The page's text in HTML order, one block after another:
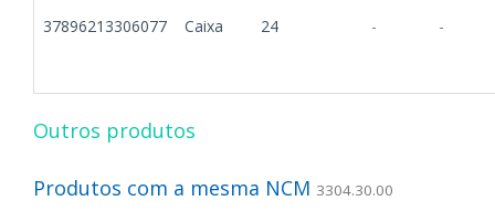
37896213306077 Caixa 24 - -
Outros produtos
Produtos com a mesma NCM 3304.30.00